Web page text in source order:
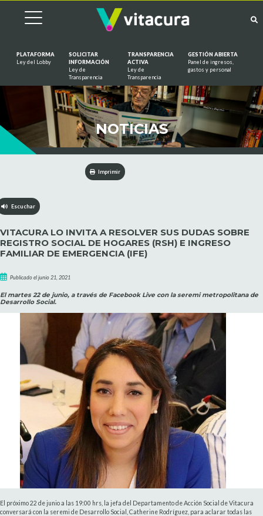
PLATAFORMA
Ley del Lobby
SOLICITAR
INFORMACIÓN
Ley de
Transparencia
TRANSPARENCIA
ACTIVA
Ley de
Transparencia
GESTIÓN ABIERTA
Panel de ingresos,
gastos y personal
NOTICIAS
Imprimir
Escuchar
VITACURA LO INVITA A RESOLVER SUS DUDAS SOBRE
REGISTRO SOCIAL DE HOGARES (RSH) E INGRESO
FAMILIAR DE EMERGENCIA (IFE)
Publicado el junio 21, 2021
El martes 22 de junio, a través de Facebook Live con la seremi metropolitana de
Desarrollo Social.
El próximo 22 de junio a las 19:00 hrs, la jefa del Departamento de Acción Social de Vitacura
conversará con la seremi de Desarrollo Social, Catherine Rodríguez, para aclarar todas las